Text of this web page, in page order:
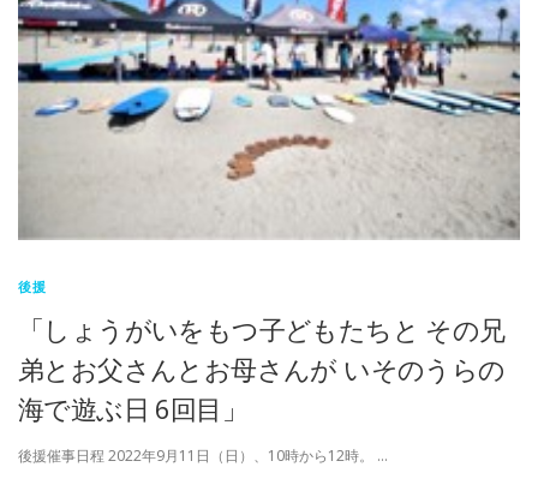
後援
「しょうがいをもつ子どもたちと その兄
弟とお父さんとお母さんが いそのうらの
海で遊ぶ日 6回目」
後援催事日程 2022年9月11日（日）、10時から12時。 …